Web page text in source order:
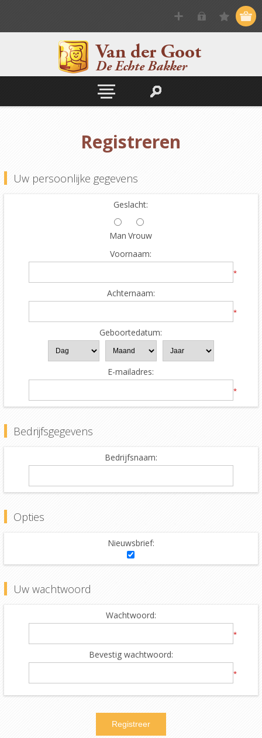
Registreren
Uw persoonlijke gegevens
Geslacht:
Man Vrouw
Voornaam:
*
Achternaam:
*
Geboortedatum:
E-mailadres:
*
Bedrijfsgegevens
Bedrijfsnaam:
Opties
Nieuwsbrief:
Uw wachtwoord
Wachtwoord:
*
Bevestig wachtwoord:
*